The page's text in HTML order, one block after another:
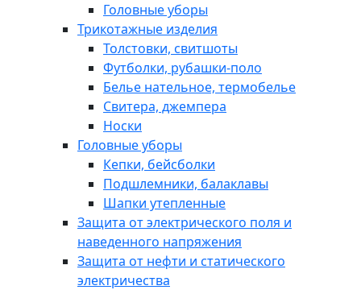
Головные уборы
Трикотажные изделия
Толстовки, свитшоты
Футболки, рубашки-поло
Белье нательное, термобелье
Свитера, джемпера
Носки
Головные уборы
Кепки, бейсболки
Подшлемники, балаклавы
Шапки утепленные
Защита от электрического поля и
наведенного напряжения
Защита от нефти и статического
электричества